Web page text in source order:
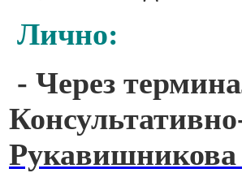
Лично:
- Через
Рукавишникова